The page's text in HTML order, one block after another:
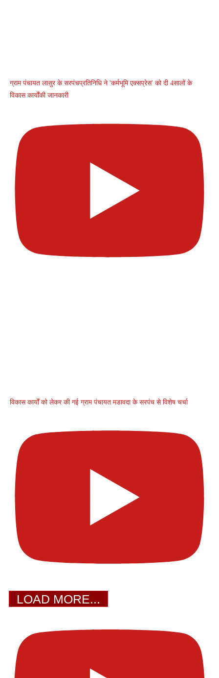
ग्राम पंचायत लासुर के सरपंचप्रतिनिधि ने 'कर्मभूमि एक्सप्रेस' को दी 4सालों के
विकास कार्योंकी जानकारी
विकास कार्यों को लेकर की गई ग्राम पंचायत मडावदा के सरपंच से विशेष चर्चा
LOAD MORE...